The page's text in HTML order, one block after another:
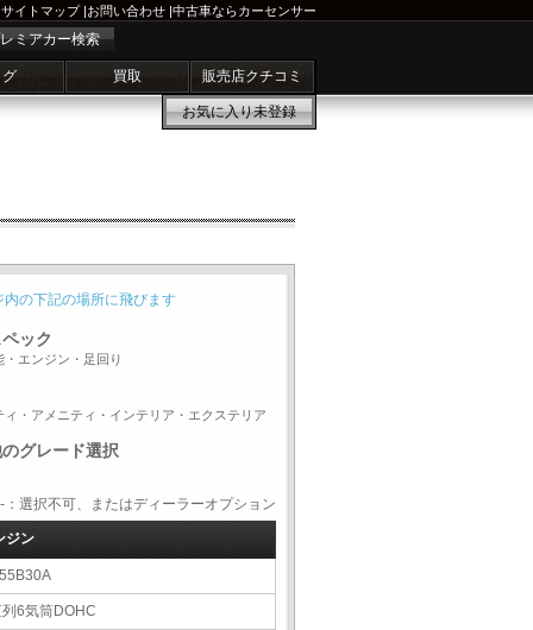
サイトマップ|お問い合わせ |中古車ならカーセンサー
ミアカー検索
買取 販売店クチコミ
お気に入り未登録
内の下記の場所に飛びます
ック
・エンジン・足回り
ィ・アメニティ・インテリア・エクステリア
グレード選択
択不可、またはディーラーオプション
ジン
6気筒DOHC